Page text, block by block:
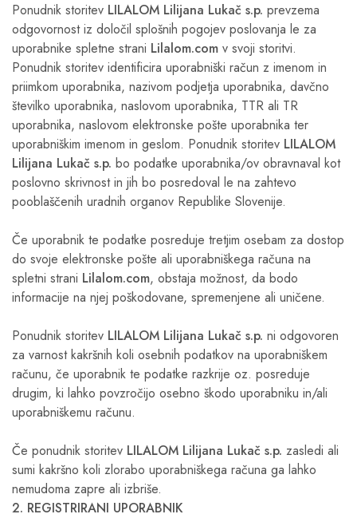
Ponudnik storitev LILALOM Lilijana Lukač s.p. prevzema
odgovornost iz določil splošnih pogojev poslovanja le za
uporabnike spletne strani Lilalom.com v svoji storitvi.
Ponudnik storitev identificira uporabniški račun z imenom in
priimkom uporabnika, nazivom podjetja uporabnika, davčno
številko uporabnika, naslovom uporabnika, TTR ali TR
uporabnika, naslovom elektronske pošte uporabnika ter
uporabniškim imenom in geslom. Ponudnik storitev LILALOM
Lilijana Lukač s.p. bo podatke uporabnika/ov obravnaval kot
poslovno skrivnost in jih bo posredoval le na zahtevo
pooblaščenih uradnih organov Republike Slovenije.
Če uporabnik te podatke posreduje tretjim osebam za dostop
do svoje elektronske pošte ali uporabniškega računa na
spletni strani Lilalom.com, obstaja možnost, da bodo
informacije na njej poškodovane, spremenjene ali uničene.
Ponudnik storitev LILALOM Lilijana Lukač s.p. ni odgovoren
za varnost kakršnih koli osebnih podatkov na uporabniškem
računu, če uporabnik te podatke razkrije oz. posreduje
drugim, ki lahko povzročijo osebno škodo uporabniku in/ali
uporabniškemu računu.
Če ponudnik storitev LILALOM Lilijana Lukač s.p. zasledi ali
sumi kakršno koli zlorabo uporabniškega računa ga lahko
nemudoma zapre ali izbriše.
2. REGISTRIRANI UPORABNIK